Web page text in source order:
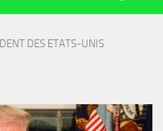
DES ETATS-UNIS